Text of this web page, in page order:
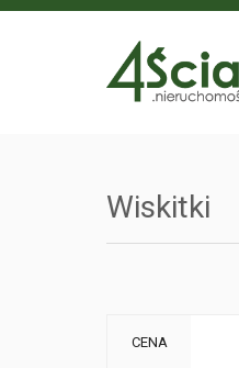
Wiskitki
CENA